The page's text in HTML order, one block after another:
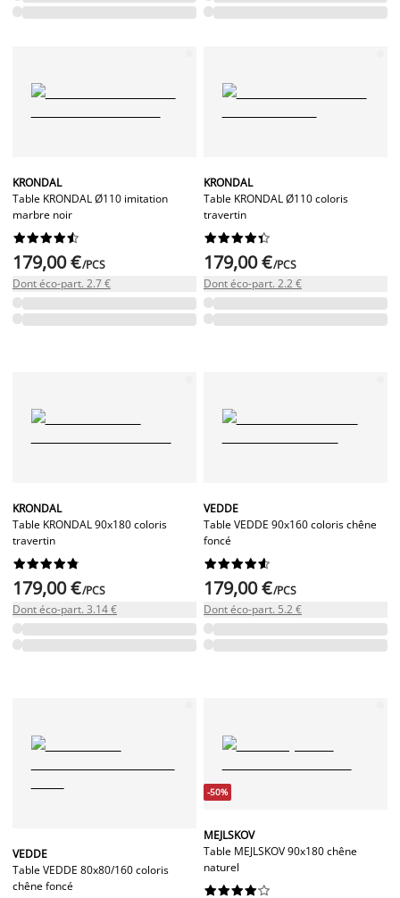
KRONDAL
Table KRONDAL Ø110 imitation
marbre noir






179,00 €/PCS
Dont éco-part. 2.7 €
KRONDAL
Table KRONDAL Ø110 coloris
travertin






179,00 €/PCS
Dont éco-part. 2.2 €
KRONDAL
Table KRONDAL 90x180 coloris
travertin






179,00 €/PCS
Dont éco-part. 3.14 €
VEDDE
Table VEDDE 90x160 coloris chêne
foncé






179,00 €/PCS
Dont éco-part. 5.2 €
VEDDE
Table VEDDE 80x80/160 coloris
chêne foncé
-50%
MEJLSKOV
Table MEJLSKOV 90x180 chêne
naturel





